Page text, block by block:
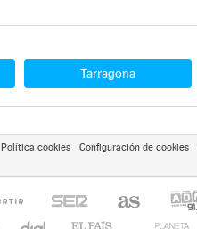
Tarragona
Política cookies Configuración de cookies